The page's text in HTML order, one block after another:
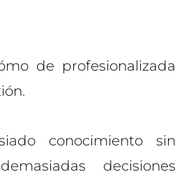
de profesionalizada
conocimiento sin
decisiones